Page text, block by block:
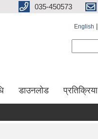
035-450573
English
डाउनलोड प्रतिक्रिया